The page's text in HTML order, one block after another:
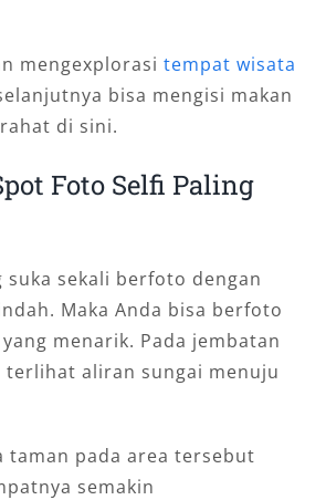
mengexplorasi tempat wisata
bisa mengisi makan
di sini.
Foto Selfi Paling
suka sekali berfoto dengan
Maka Anda bisa berfoto
menarik. Pada jembatan
aliran sungai menuju
taman pada area tersebut
semakin